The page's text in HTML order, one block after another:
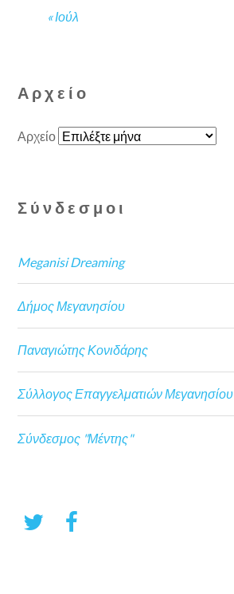
« Ιούλ
Αρχείο
Αρχείο
Σύνδεσμοι
Meganisi Dreaming
Δήμος Μεγανησίου
Παναγιώτης Κονιδάρης
Σύλλογος Επαγγελματιών Μεγανησίου
Σύνδεσμος "Μέντης"